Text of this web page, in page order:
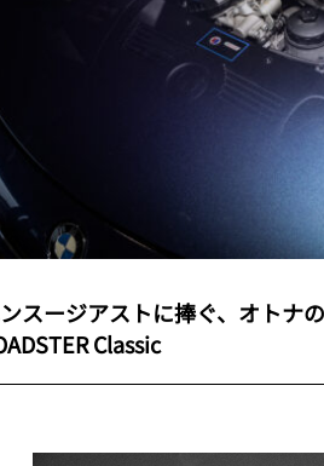
スージアストに捧ぐ、オト
Classic